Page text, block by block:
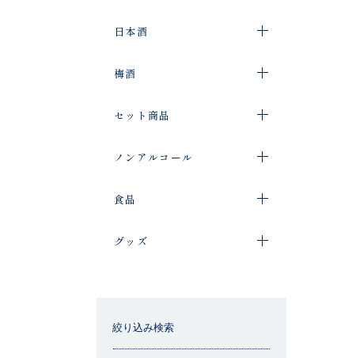
日本酒
梅酒
セット商品
ノンアルコール
食品
グッズ
絞り込み検索